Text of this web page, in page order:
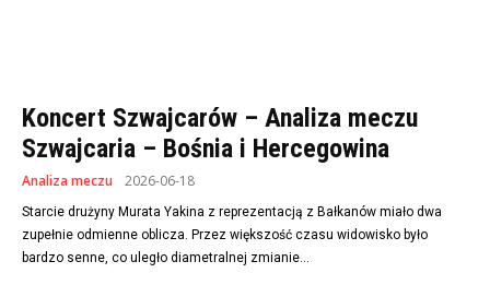
Koncert Szwajcarów – Analiza meczu
Szwajcaria – Bośnia i Hercegowina
Analiza meczu 2026-06-18
Starcie drużyny Murata Yakina z reprezentacją z Bałkanów miało dwa
zupełnie odmienne oblicza. Przez większość czasu widowisko było
bardzo senne, co uległo diametralnej zmianie...